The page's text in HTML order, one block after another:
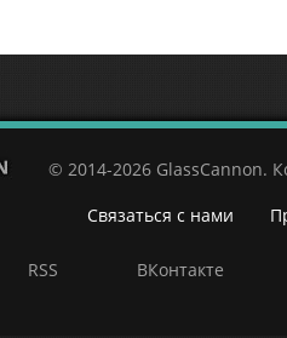
© 2014-2026 GlassCannon.
Связаться с нами
RSS ВКонтакте